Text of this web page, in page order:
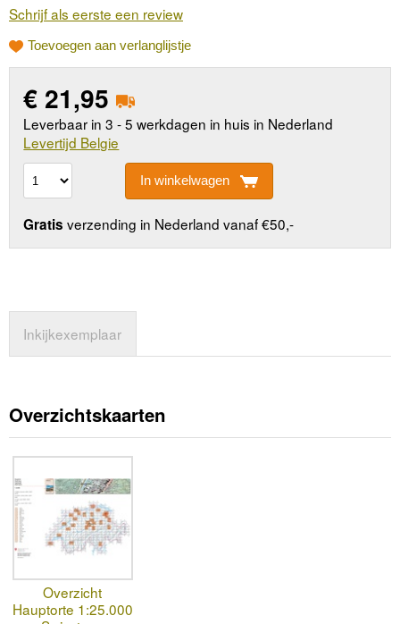
Schrijf als eerste een review
Toevoegen aan verlanglijstje
€ 21,95
Leverbaar in 3 - 5 werkdagen in huis in Nederland
Levertijd Belgie
In winkelwagen
Gratis verzending in Nederland vanaf €50,-
Inkijkexemplaar
Overzichtskaarten
Overzicht
Hauptorte 1:25.000